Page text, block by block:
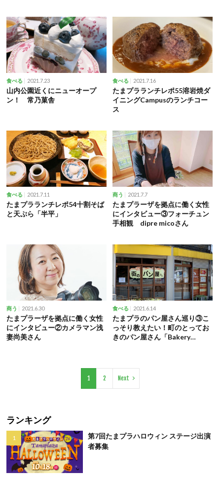
食べる 2021.7.23
山内公園近くにニューオープ
ン！ 常乃菓舎
食べる 2021.7.16
たまプラランチレポ55溶岩焼ダ
イニングCampusのランチコー
ス
食べる 2021.7.11
たまプラランチレポ54十割そば
と天ぷら「半平」
商う 2021.7.7
たまプラーザを拠点に働く女性
にインタビュー③フォーチュン
手相観 dipre micoさん
商う 2021.6.30
たまプラーザを拠点に働く女性
にインタビュー②カメラマン浅
妻尚美さん
食べる 2021.6.14
たまプラのパン屋さん巡り③こ
っそり教えたい！町のとってお
きのパン屋さん「Bakery
1 2 Next
ランキング
第7回たまプラハロウィン ステージ出演
者募集